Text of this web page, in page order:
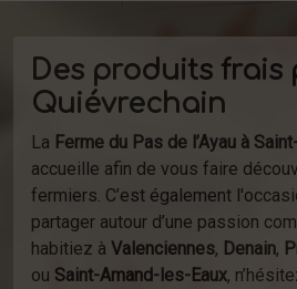
Des produits frais
Quiévrechain
La Ferme du Pas de l’Ayau à
accueille afin de vous faire
fermiers. C’est également
partager autour d’une passion
habitiez à Valenciennes, Denain,
ou Saint-Amand-les-Eaux,